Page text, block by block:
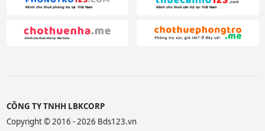
CÔNG TY TNHH LBKCORP
Copyright © 2016 - 2026 Bds123.vn